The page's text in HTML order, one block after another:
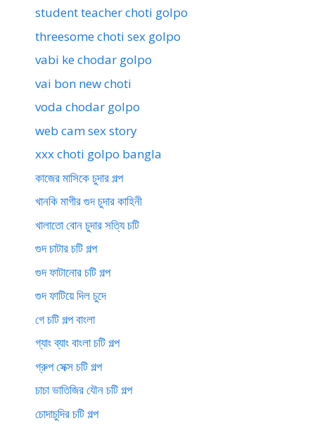
student teacher choti golpo
threesome choti sex golpo
vabi ke chodar golpo
vai bon new choti
voda chodar golpo
web cam sex story
xxx choti golpo bangla
কাজের মাসিকে চুদার গল্প
খানকি মাগীর গুদ চুদার কাহিনী
খালাতো বোন চুদার সত্যি চটি
গুদ চাটার চটি গল্প
গুদ ফাটানোর চটি গল্প
গুদ ফাটিয়ে দিল চুদে
গে চটি গল্প বাংলা
গ্যাং ব্যাং বাংলা চটি গল্প
গ্রুপ সেক্স চটি গল্প
চাচা ভাতিজির যৌন চটি গল্প
চোদাচুদির চটি গল্প